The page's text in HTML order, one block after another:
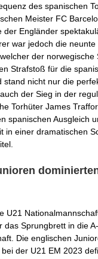
des spanischen
Meister FC
der Engländer
war jedoch die
der norwegische
Strafstoß für die
stand nicht nur die
der Sieg in der
Torhüter James
spanischen Ausgleich
in einer dramatischen
U21
das Sprungbrett in die A-
Die englischen
der U21 EM 2023